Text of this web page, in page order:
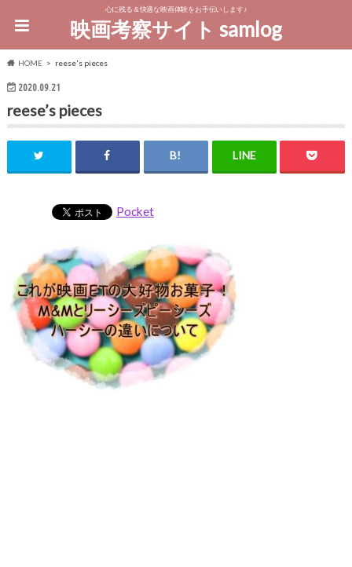
心に残る＆快適な映画体験をお手伝いします♪
映画考察サイト samlog
HOME reese's pieces
2020.09.21
reese’s pieces
Pocket